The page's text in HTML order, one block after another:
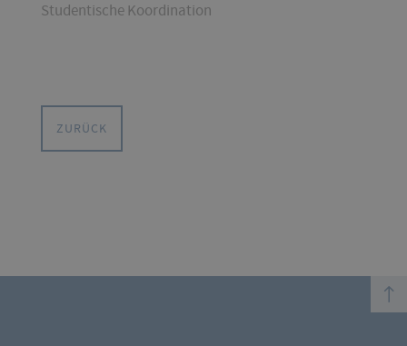
Studentische Koordination
ZURÜCK
top